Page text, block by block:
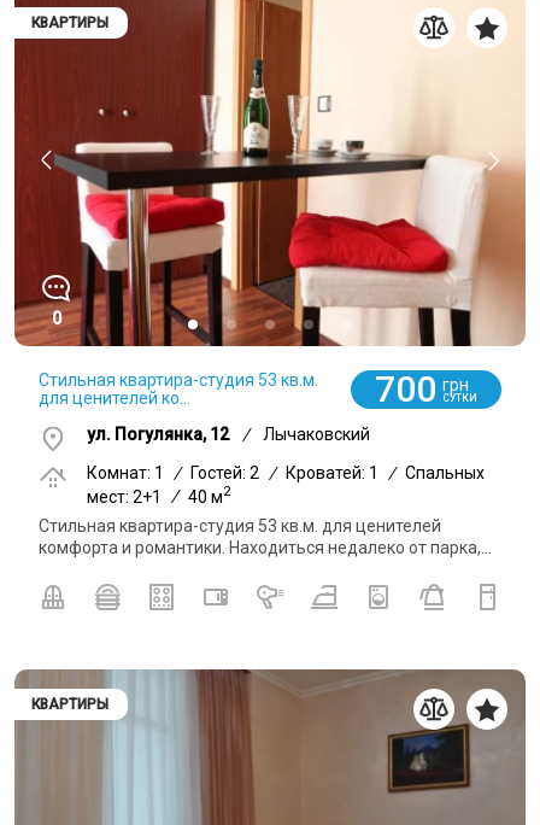
КВАРТИРЫ
0
Стильная квартира-студия 53 кв.м.
для ценителей ко...
700 грн
СУТКИ
ул. Погулянка, 12 /
Лычаковский
Комнат: 1
/ Гостей: 2 / Кроватей: 1 / Спальных
мест: 2+1
/ 40 м2
Стильная квартира-студия 53 кв.м. для ценителей
комфорта и романтики. Находиться недалеко от парка,...
КВАРТИРЫ